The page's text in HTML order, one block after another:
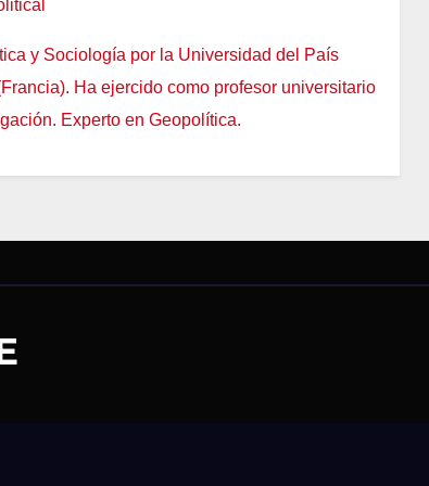
y Sociología por la Universidad del País
Ha ejercido como profesor universitario
Experto en Geopolítica.